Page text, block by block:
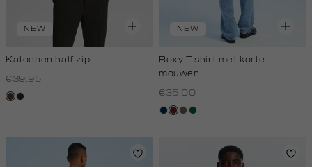
NEW
Katoenen half zip
€39.95
donkerbruin
blauw,
NEW
Boxy T-shirt met korte
mouwen
€35.00
donkerblauw
bordeaux
lichtbruin
donkergroen